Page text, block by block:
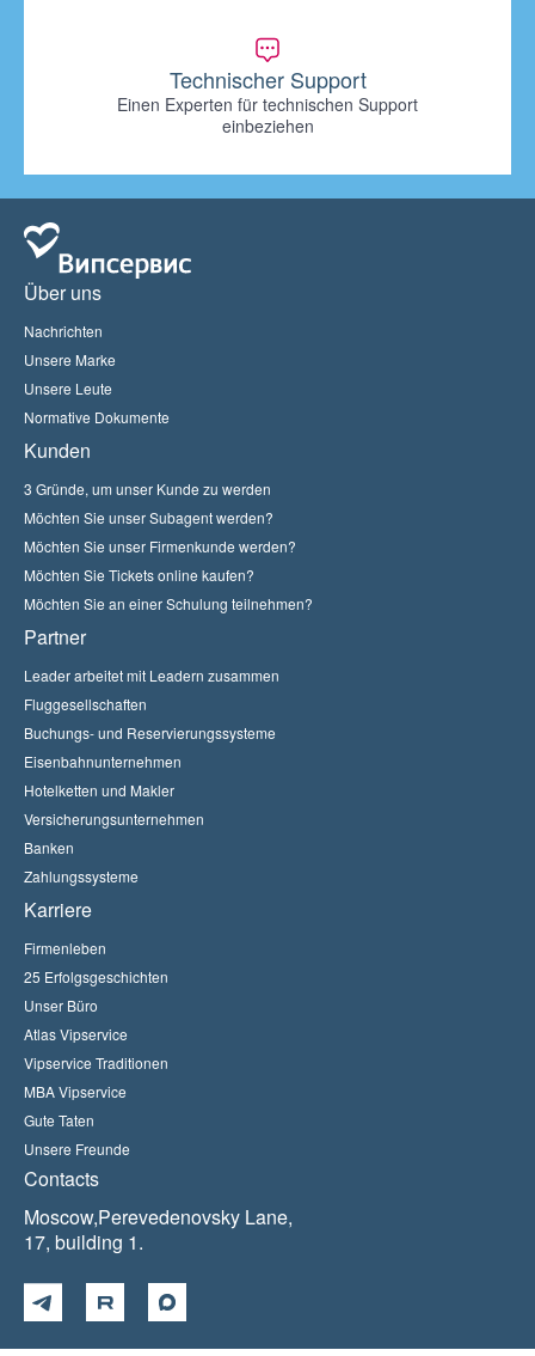
Technischer Support
Einen Experten für technischen Support
einbeziehen
Über uns
Nachrichten
Unsere Marke
Unsere Leute
Normative Dokumente
Kunden
3 Gründe, um unser Kunde zu werden
Möchten Sie unser Subagent werden?
Möchten Sie unser Firmenkunde werden?
Möchten Sie Tickets online kaufen?
Möchten Sie an einer Schulung teilnehmen?
Partner
Leader arbeitet mit Leadern zusammen
Fluggesellschaften
Buchungs- und Reservierungssysteme
Eisenbahnunternehmen
Hotelketten und Makler
Versicherungsunternehmen
Banken
Zahlungssysteme
Karriere
Firmenleben
25 Erfolgsgeschichten
Unser Büro
Atlas Vipservice
Vipservice Traditionen
MBA Vipservice
Gute Taten
Unsere Freunde
Contacts
Moscow,Perevedenovsky Lane,
17, building 1.